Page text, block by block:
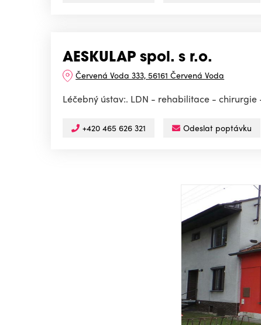
AESKULAP spol. s r.o.
Červená Voda 333, 56161 Červená Voda
Léčebný ústav:. LDN - rehabilitace -
+420 465 626 321 Odeslat poptávku